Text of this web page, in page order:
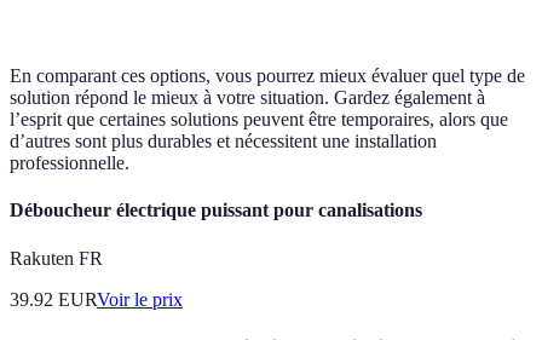
En comparant ces options, vous pourrez mieux évaluer quel type de
solution répond le mieux à votre situation. Gardez également à
l’esprit que certaines solutions peuvent être temporaires, alors que
d’autres sont plus durables et nécessitent une installation
professionnelle.
Déboucheur électrique puissant pour canalisations
Rakuten FR
39.92 EURVoir le prix